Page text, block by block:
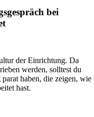
bei
der Einrichtung. Da
werden, solltest du
haben, die zeigen, wie
hast.